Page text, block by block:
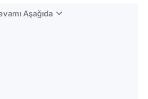
Aşağıda